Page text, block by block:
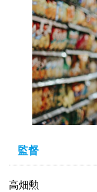
監督
高畑勲